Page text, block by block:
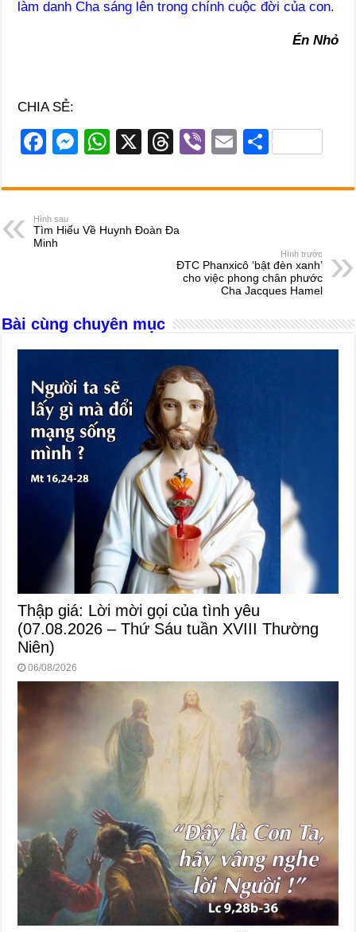
làm danh Cha sáng lên trong chính cuộc đời của con.
Én Nhỏ
CHIA SẺ:
F
c
e
b
k
M
ss
e
n
W
at
A
X
T
e
d
s
Vi
er
E
ail
S
ar
Hình sau
Tìm Hiểu Về Huynh Đoàn Đa
Minh
Hình trước
ĐTC Phanxicô ‘bật đèn xanh’
cho việc phong chân phước
Cha Jacques Hamel
Bài cùng chuyên mục
Thập giá: Lời mời gọi của tình yêu
(07.08.2026 – Thứ Sáu tuần XVIII Thường
Niên)
06/08/2026